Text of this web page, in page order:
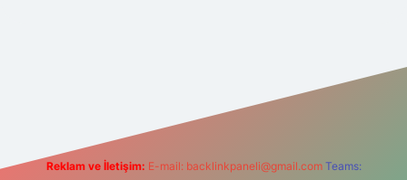
Reklam ve İletişim: E-mail: backlinkpaneli@gmail.com Teams: